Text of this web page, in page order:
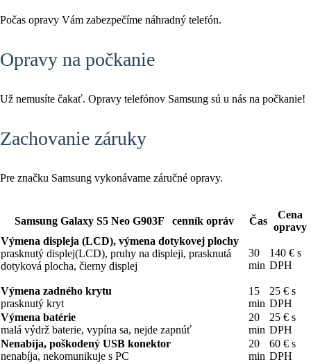
Počas opravy Vám zabezpečíme náhradný telefón.
Opravy na počkanie
Už nemusíte čakať. Opravy telefónov Samsung sú u nás na počkanie!
Zachovanie záruky
Pre značku Samsung vykonávame záručné opravy.
Samsung Galaxy S5 Neo G903F cenník opráv Čas
Cena
opravy
Výmena displeja (LCD), výmena dotykovej plochy
prasknutý displej(LCD), pruhy na displeji, prasknutá
dotyková plocha, čierny displej
30
min
140 € s
DPH
Výmena zadného krytu
prasknutý kryt
15
min
25 € s
DPH
Výmena batérie
malá výdrž baterie, vypína sa, nejde zapnúť
20
min
25 € s
DPH
Nenabíja, poškodený USB konektor
nenabíja, nekomunikuje s PC
20
min
60 € s
DPH